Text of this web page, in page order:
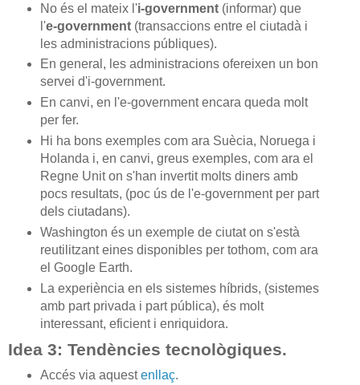
No és el mateix l'i-government(informar) que
l'e-government(transaccions entre el ciutadà i
les administracions públiques).
En general, les administracions ofereixen un bon
servei d'i-government.
En canvi, en l'e-government encara queda molt
per fer.
Hi ha bons exemples com ara Suècia, Noruega i
Holanda i, en canvi, greus exemples, com ara el
Regne Unit on s'han invertit molts diners amb
pocs resultats, (poc ús de l'e-government per part
dels ciutadans).
Washington és un exemple de ciutat on s'està
reutilitzant eines disponibles per tothom, com ara
el Google Earth.
La experiència en els sistemes híbrids, (sistemes
amb part privada i part pública), és molt
interessant, eficient i enriquidora.
Idea 3: Tendències tecnològiques.
Accés via aquestenllaç.